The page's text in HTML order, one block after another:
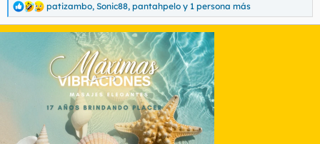
R
e
a
patizambo, Sonic88, pantahpelo y 1 persona más